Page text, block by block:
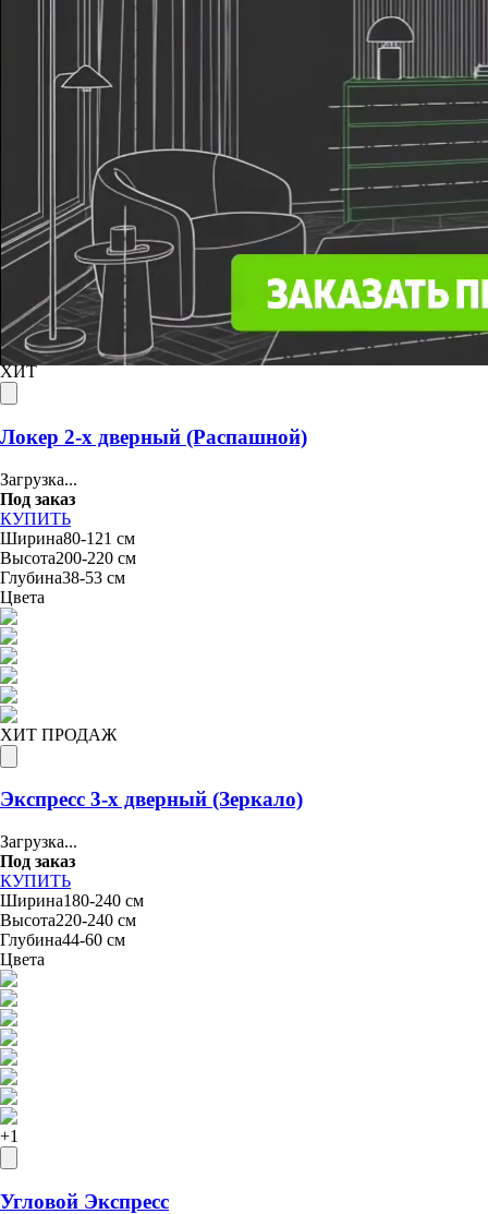
Шкафы-купе и гардеробные
на заказ от производителя —
доставка по всей России
Топ продаж
ХИТ
Локер 2-х дверный (Распашной)
Загрузка...
Под заказ
КУПИТЬ
Ширина80-121 см
Высота200-220 см
Глубина38-53 см
Цвета
ХИТ ПРОДАЖ
Экспресс 3-х дверный (Зеркало)
Загрузка...
Под заказ
КУПИТЬ
Ширина180-240 см
Высота220-240 см
Глубина44-60 см
Цвета
+1
Угловой Экспресс